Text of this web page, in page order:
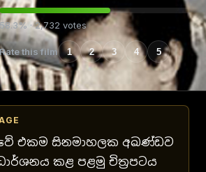
58.3% · 2,732 votes
Rate this film 1 2 3 4 5
එකම සිනමාහලක අඛණ්ඩව
කළ පළමු චිත්‍රපටය